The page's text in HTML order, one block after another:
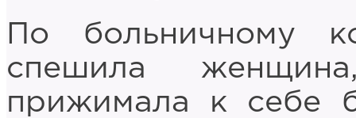
По больничному
спешила
прижимала к себе